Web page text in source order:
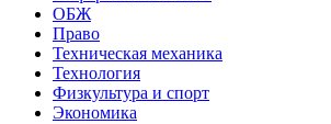
ОБЖ
Право
Техническая механика
Технология
Физкультура и спорт
Экономика